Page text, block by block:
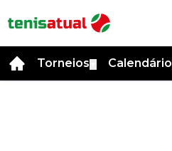
Torneios Calendário